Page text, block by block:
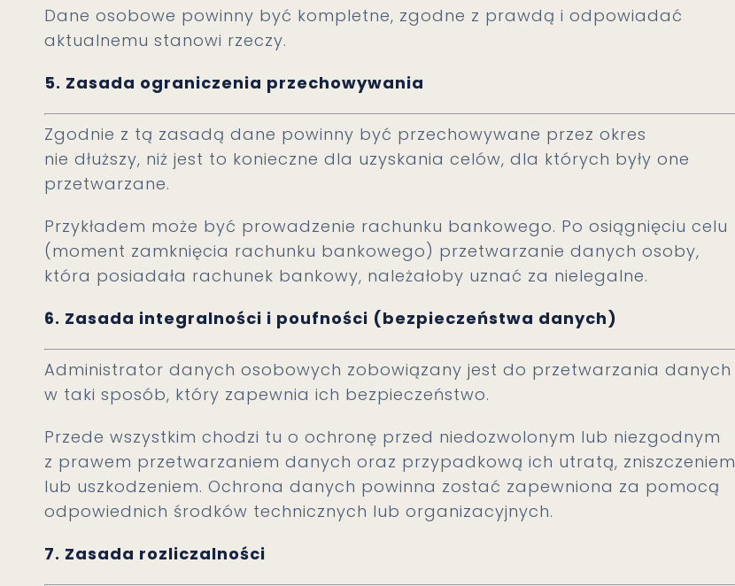
Dane osobowe powinny być kompletne, zgodne z prawdą i odpowiadać
aktualnemu stanowi rzeczy.
5. Zasada ograniczenia przechowywania
Zgodnie z tą zasadą dane powinny być przechowywane przez okres
nie dłuższy, niż jest to konieczne dla uzyskania celów, dla których były one
przetwarzane.
Przykładem może być prowadzenie rachunku bankowego. Po osiągnięciu celu
(moment zamknięcia rachunku bankowego) przetwarzanie danych osoby,
która posiadała rachunek bankowy, należałoby uznać za nielegalne.
6. Zasada integralności i poufności (bezpieczeństwa danych)
Administrator danych osobowych zobowiązany jest do przetwarzania danych
w taki sposób, który zapewnia ich bezpieczeństwo.
Przede wszystkim chodzi tu o ochronę przed niedozwolonym lub niezgodnym
z prawem przetwarzaniem danych oraz przypadkową ich utratą, zniszczeniem
lub uszkodzeniem. Ochrona danych powinna zostać zapewniona za pomocą
odpowiednich środków technicznych lub organizacyjnych.
7. Zasada rozliczalności